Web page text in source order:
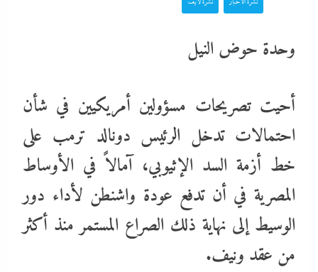
وحدة حوض النيل
أحيت تصريحات مسؤولين أمريكيين في شأن
احتمالات تدخل الرئيس دونالد ترمب على
خط أزمة السد الإثيوبي، آمالاً في الأوساط
المصرية في أن تدفع عودة واشنطن لأداء دور
الوسيط إلى نهاية ذلك الصراع المستمر منذ أكثر
من عقد ونيف.